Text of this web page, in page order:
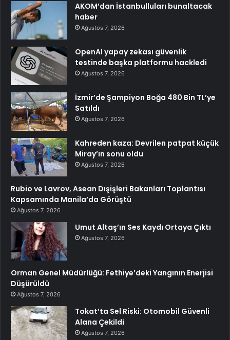
AKOM’dan İstanbulluları bunaltacak
haber
Ağustos 7, 2026
OpenAI yapay zekası güvenlik
testinde başka platformu hackledi
Ağustos 7, 2026
İzmir’de Şampiyon Boğa 480 Bin TL’ye
Satıldı
Ağustos 7, 2026
Kahreden kaza: Devrilen patpat küçük
Miray’ın sonu oldu
Ağustos 7, 2026
Rubio ve Lavrov, Asean Dışişleri Bakanları Toplantısı
Kapsamında Manila’da Görüştü
Ağustos 7, 2026
Umut Altaş’ın Ses Kaydı Ortaya Çıktı
Ağustos 7, 2026
Orman Genel Müdürlüğü: Fethiye’deki Yangının Enerjisi
Düşürüldü
Ağustos 7, 2026
Tokat’ta Sel Riski: Otomobil Güvenli
Alana Çekildi
Ağustos 7, 2026